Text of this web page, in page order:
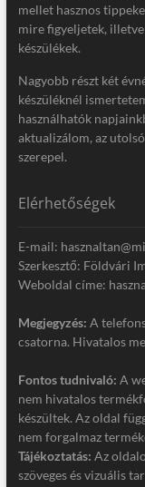
mellet hasznos
mire figyeljetek,
készülékek.
Nagyobb részt két
készüléknél
használhatók
aktualizálom, az
szerepel.
Elérhetőségek
E-mail:
Szerkesztő: Földvári
Weboldal címe:
Megjegyzés: A
csatorna. Hivatalos
Fontos tudnivaló: A
nem hivatalos
készültek. Az oldal
nem forgalmaz
Tájékoztatás: Az
szöveges és vizuális